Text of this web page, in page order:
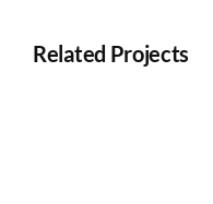
Related Projects